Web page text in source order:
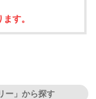
す。
ー」から探す